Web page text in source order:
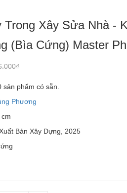
Trong Xây Sửa Nhà -
(Bìa Cứng) Master
sản phẩm có sẵn.
Phương
Bản Xây Dựng, 2025